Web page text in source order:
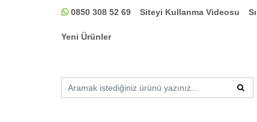
0850 308 52 69 Siteyi Kullanma Videosu
Yeni Ürünler